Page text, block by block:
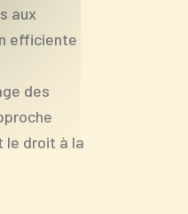
aux
efficiente
des
le droit à la